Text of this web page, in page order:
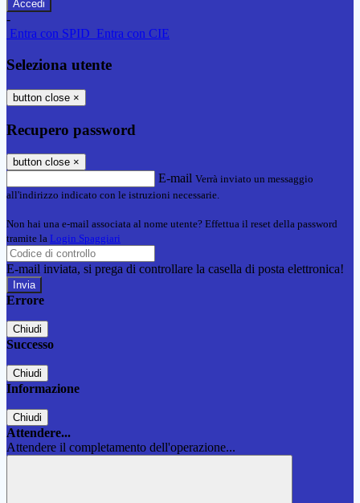
-
Entra con SPID Entra con CIE
Seleziona utente
button close ×
Recupero password
button close ×
E-mail Verrà inviato un messaggio
all'indirizzo indicato con le istruzioni necessarie.
Non hai una e-mail associata al nome utente? Effettua il reset della password
tramite la Login Spaggiari
E-mail inviata, si prega di controllare la casella di posta elettronica!
Errore
Chiudi
Successo
Chiudi
Informazione
Chiudi
Attendere...
Attendere il completamento dell'operazione...